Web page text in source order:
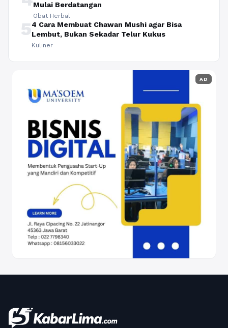
Mulai Berdatangan
Obat Herbal
54 Cara Membuat Chawan Mushi agar Bisa
Lembut, Bukan Sekadar Telur Kukus
Kuliner
AD